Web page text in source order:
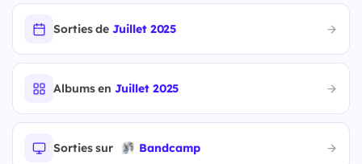
Sorties deJuillet 2025
Albums enJuillet 2025
Sorties sur Bandcamp